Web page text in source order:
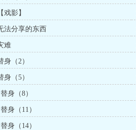
戏影】
法分享的东西
难
身（2）
身（5）
身（8）
身（11）
身（14）